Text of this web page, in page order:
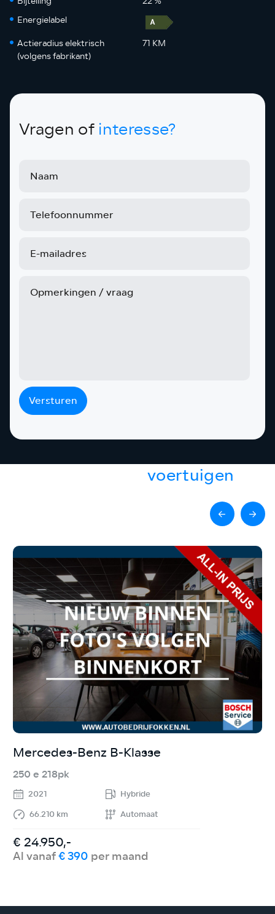
Energielabel
Actieradius elektrisch
(volgens fabrikant)
71 KM
Vragen of interesse?
Versturen
voertuigen
Mercedes-Benz B-Klasse
250 e 218pk
2021
Hybride
66.210 km
Automaat
€ 24.950,-
Al vanaf€ 390 per maand